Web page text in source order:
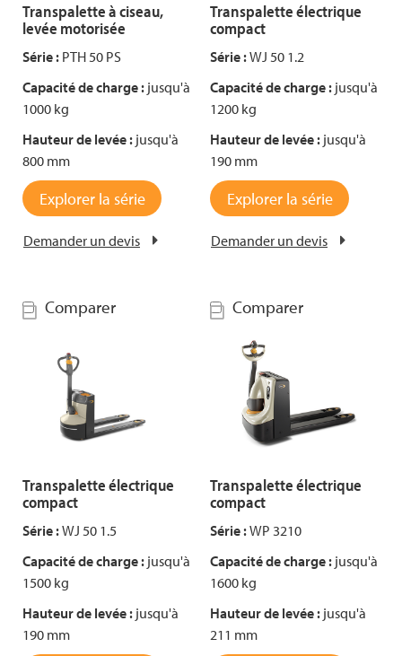
Transpalette à ciseau,
levée motorisée
Série : PTH 50 PS
Capacité de charge : jusqu'à
1000 kg
Hauteur de levée : jusqu'à
800 mm
Explorer la série
Demander un devis
Transpalette électrique
compact
Série :WJ 50 1.2
Capacité de charge : jusqu'à
1200 kg
Hauteur de levée : jusqu'à
190 mm
Explorer la série
Demander un devis
Comparer
Transpalette électrique
compact
Série :WJ 50 1.5
Capacité de charge : jusqu'à
1500 kg
Hauteur de levée : jusqu'à
190 mm
Comparer
Transpalette électrique
compact
Série :WP 3210
Capacité de charge : jusqu'à
1600 kg
Hauteur de levée : jusqu'à
211 mm